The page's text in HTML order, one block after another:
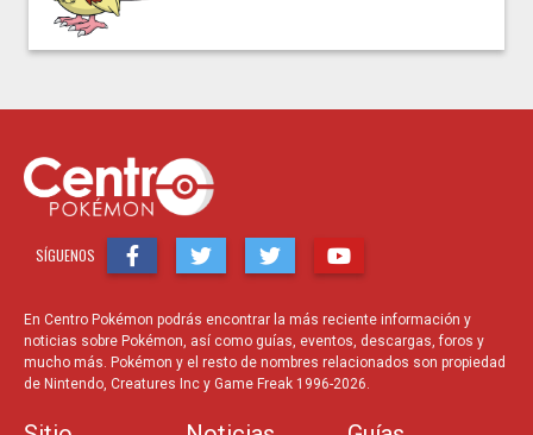
SÍGUENOS
En Centro Pokémon podrás encontrar la más reciente información y
noticias sobre Pokémon, así como guías, eventos, descargas, foros y
mucho más. Pokémon y el resto de nombres relacionados son propiedad
de Nintendo, Creatures Inc y Game Freak 1996-2026.